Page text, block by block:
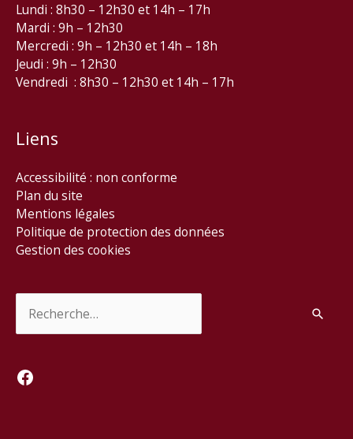
Lundi : 8h30 – 12h30 et 14h – 17h
Mardi : 9h – 12h30
Mercredi : 9h – 12h30 et 14h – 18h
Jeudi : 9h – 12h30
Vendredi : 8h30 – 12h30 et 14h – 17h
Liens
Accessibilité : non conforme
Plan du site
Mentions légales
Politique de protection des données
Gestion des cookies
Facebook